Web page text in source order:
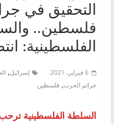
التحقيق في
فلسطين..
الفلسطينية:
6 فبراير، 2021 إسرائيل,
جرائم الحرب, فلسطين
السلطة الفلسطينية